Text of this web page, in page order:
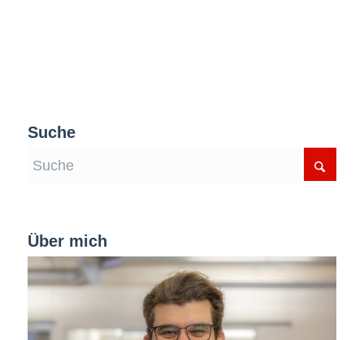
Suche
Über mich